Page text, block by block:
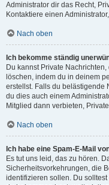
Administrator dir das Recht,
Kontaktiere einen
Nach oben
Ich bekomme ständig
Du kannst Private
löschen, indem du in deinem
erstellst. Falls du belästigende
du dies auch einem
Mitglied dann verbieten,
Nach oben
Ich habe eine Spam-E-Mail
Es tut uns leid, das zu hören.
Sicherheitsvorkehrungen, die
identifizieren sollen. Du